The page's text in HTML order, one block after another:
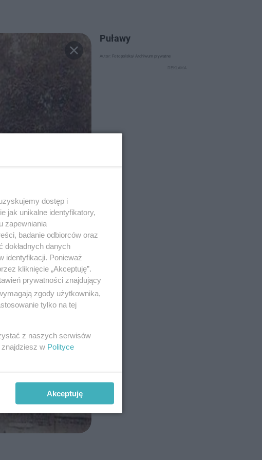
Puławy
Autor: Fotopolska/ Archiwum prywatne
dostęp i
jak unikalne identyfikatory,
zapewniania
badanie odbiorców oraz
dokładnych danych
identyfikacji. Ponieważ
kliknięcie „Akceptuję”.
prywatności znajdujący
zgody użytkownika,
tylko na tej
z naszych serwisów
znajdziesz w Polityce
Akceptuję